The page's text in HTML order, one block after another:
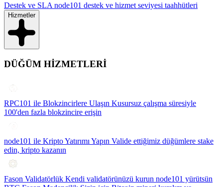
Destek ve SLA node101 destek ve hizmet seviyesi taahhütleri
Hizmetler
DÜĞÜM HİZMETLERİ
RPC101 ile Blokzincirlere Ulaşın Kusursuz çalışma süresiyle
100'den fazla blokzincire erişin
node101 ile Kripto Yatırımı Yapın Valide ettiğimiz düğümlere stake
edin, kripto kazanın
Fason Validatörlük Kendi validatörünüzü kurun node101 yürütsün